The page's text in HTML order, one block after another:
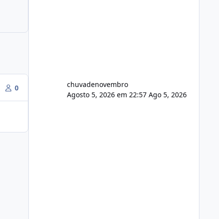
0
chuvadenovembro
Agosto 5, 2026 em 22:57 Ago 5, 2026